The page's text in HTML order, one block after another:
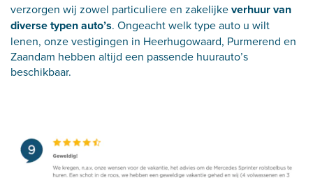
verzorgen wij zowel particuliere en zakelijkeverhuur van
diverse typen auto’s. Ongeacht welk type auto u wilt
lenen, onze vestigingen in Heerhugowaard, Purmerend en
Zaandam hebben altijd een passende huurauto’s
beschikbaar.